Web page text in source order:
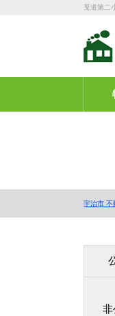
莵道第二
宇治市 不
非